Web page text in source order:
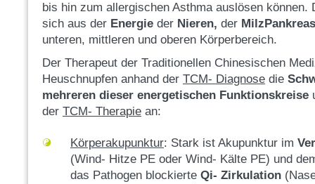
bis hin zum allergischen Asthma auslösen können.
sich aus der Energie der Nieren, der
unteren, mittleren und oberen Körperbereich.
Der Therapeut der Traditionellen Chinesischen
Heuschnupfen anhand der TCM- Diagnose die
mehreren dieser energetischen Funktionskreise
der TCM- Therapie an:
Körperakupunktur: Stark ist Akupunktur im
(Wind- Hitze PE oder Wind- Kälte PE) und
das Pathogen blockierte Qi- Zirkulation